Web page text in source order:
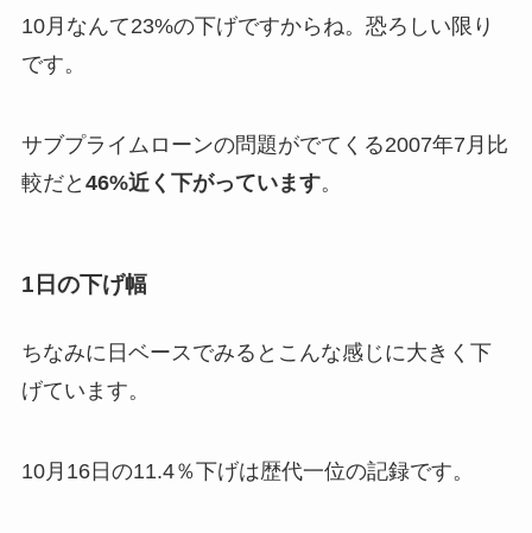
10月なんて23%の下げですからね。恐ろしい限り
です。
サブプライムローンの問題がでてくる2007年7月比
較だと 46%近く下がっています。
1日の下げ幅
ちなみに日ベースでみるとこんな感じに大きく下
げています。
10月16日の11.4％下げは歴代一位の記録です。